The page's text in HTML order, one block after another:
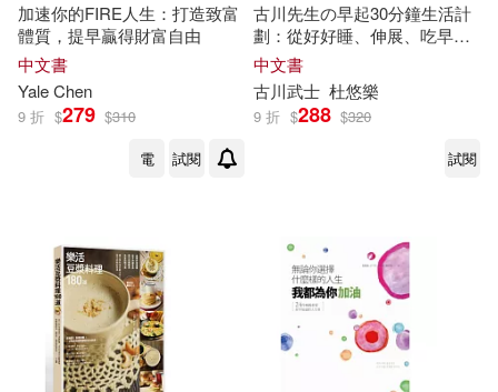
加速你的FIRE人生：打造致富
體質，提早贏得財富自由
中文書
Yale Chen
9 折 $279 $310
電
試閱
古川先生の早起30分鐘生活計
劃：從好好睡、伸展、吃早餐
開始，達成減壓、不加班的朝
氣人生!
中文書
古川武士 杜悠樂
9 折 $288 $320
試閱